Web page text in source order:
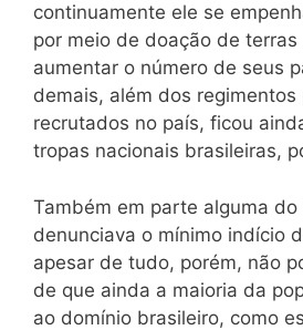
continuamente ele se
por meio de doação de
aumentar o número de seus
demais, além dos regimentos
recrutados no país, ficou
tropas nacionais brasileiras,
Também em parte alguma do
denunciava o mínimo indício
apesar de tudo, porém, não
de que ainda a maioria da
ao domínio brasileiro, como